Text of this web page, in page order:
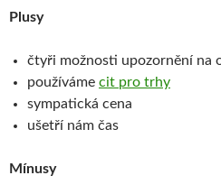
Plusy
čtyři možnosti upozornění na
používáme cit pro trhy
sympatická cena
ušetří nám čas
Mínusy